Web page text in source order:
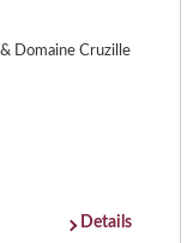
Domaine Cruzille
Details